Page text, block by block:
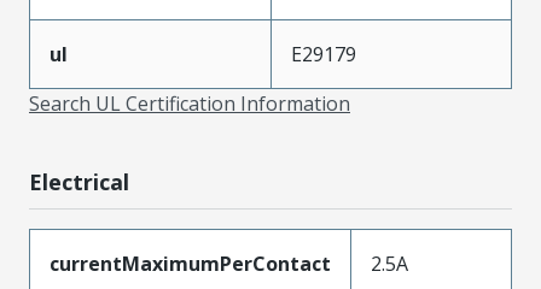
ul
E29179
Search UL Certification Information
Electrical
currentMaximumPerContact 2.5A